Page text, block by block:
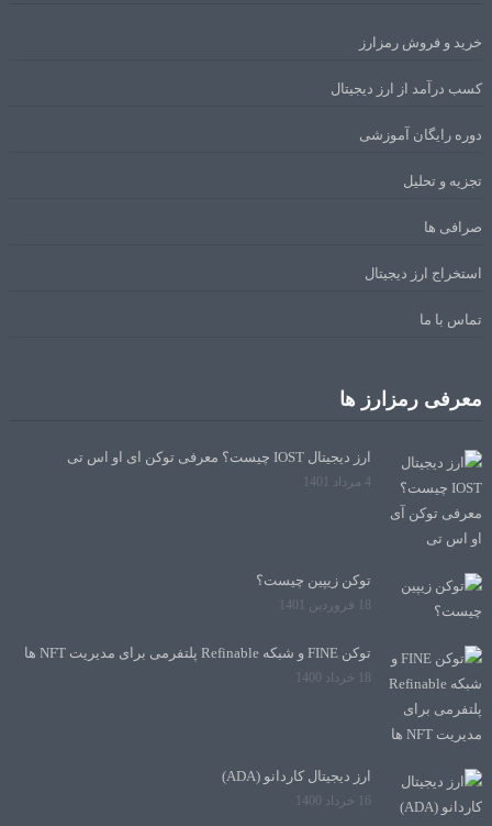
خرید و فروش رمزارز
کسب درآمد از ارز دیجیتال
دوره رایگان آموزشی
تجزیه و تحلیل
صرافی ها
استخراج ارز دیجیتال
تماس با ما
معرفی رمزارز ها
ارز دیجیتال IOST چیست؟ معرفی توکن آی او اس تی
4 مرداد 1401
توکن زیپین چیست؟
18 فروردین 1401
توکن FINE و شبکه Refinable پلتفرمی برای مدیریت NFT ها
18 خرداد 1400
ارز دیجیتال کاردانو (ADA)
16 خرداد 1400